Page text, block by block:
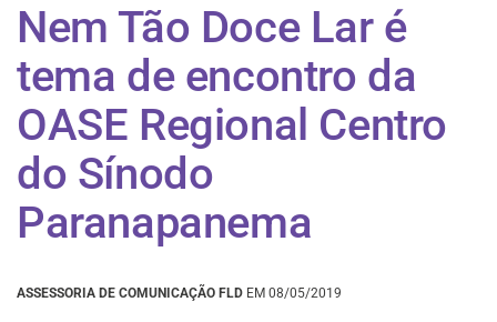
Nem Tão Doce Lar é
tema de encontro da
OASE Regional Centro
do Sínodo
Paranapanema
ASSESSORIA DE COMUNICAÇÃO FLD EM 08/05/2019